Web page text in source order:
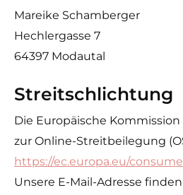
Mareike Schamberger
Hechlergasse 7
64397 Modautal
Streitschlichtung
Die Europäische
zur Online-Streitbeilegung
https://ec.europa.eu/
Unsere E-Mail-Adresse